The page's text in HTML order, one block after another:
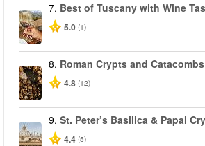
7. Best of Tuscany with Wine
5.0 (1)
8. Roman Crypts and
4.8 (12)
9. St. Peter’s Basilica & Papal
4.4 (5)